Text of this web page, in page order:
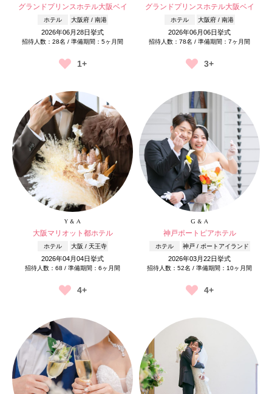
グランドプリンスホテル大阪ベイ
ホテル 大阪府 / 南港
2026年06月28日挙式
招待人数：28名 / 準備期間：5ヶ月間
1+
グランドプリンスホテル大阪ベイ
ホテル 大阪府 / 南港
2026年06月06日挙式
招待人数：78名 / 準備期間：7ヶ月間
3+
Y & A
大阪マリオット都ホテル
ホテル 大阪 / 天王寺
2026年04月04日挙式
招待人数：68 / 準備期間：6ヶ月間
4+
G & A
神戸ポートピアホテル
ホテル 神戸 / ポートアイランド
2026年03月22日挙式
招待人数：52名 / 準備期間：10ヶ月間
4+